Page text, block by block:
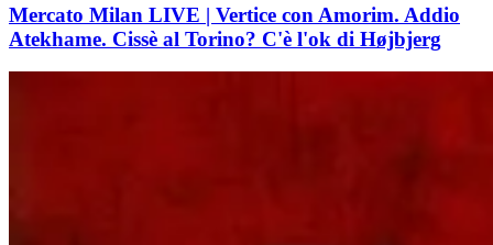
Mercato Milan LIVE | Vertice con Amorim. Addio
Atekhame. Cissè al Torino? C'è l'ok di Højbjerg